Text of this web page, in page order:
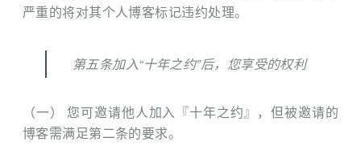
严重的将对其个人博客标记违约处理。
第五条加入“十年之约”后，您享受的权利
（一） 您可邀请他人加入『十年之约』，但被邀请的
博客需满足第二条的要求。